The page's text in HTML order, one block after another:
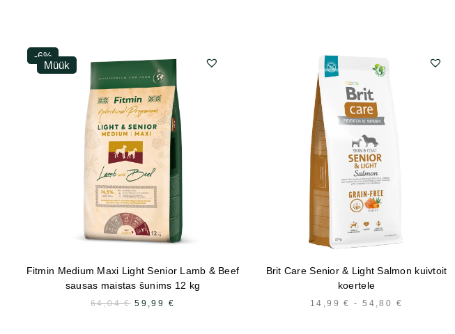
-6%
Müük
Fitmin Medium Maxi Light Senior Lamb & Beef
sausas maistas šunims 12 kg
64,04€ ALGNE
59,99 €
Brit Care Senior & Light Salmon kuivtoit
koertele
14,99€ - 54,80 €